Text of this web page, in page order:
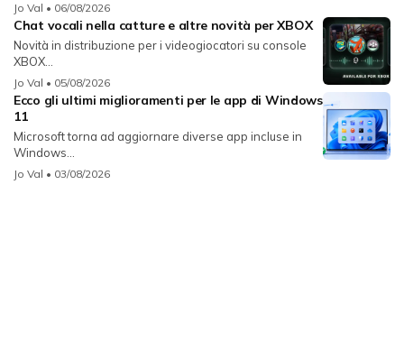
Jo Val • 06/08/2026
Chat vocali nella catture e altre novità per XBOX
Novità in distribuzione per i videogiocatori su console
XBOX...
Jo Val • 05/08/2026
Ecco gli ultimi miglioramenti per le app di Windows
11
Microsoft torna ad aggiornare diverse app incluse in
Windows...
Jo Val • 03/08/2026